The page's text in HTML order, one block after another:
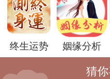
总的来说，梦到黑色
梦境，它蕴含着丰富
认真思考和分析。每
的，都受到个体的经
终生运势 姻缘分析
猜